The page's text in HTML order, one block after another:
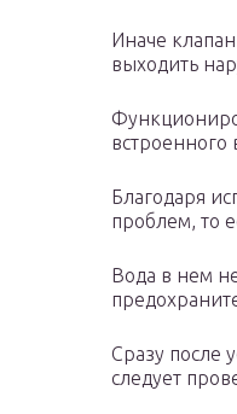
Иначе
выходить
встроенного
Благодаря
проблем, то
Вода в нем
Сразу после
следует